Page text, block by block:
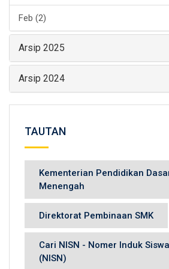
Feb (2)
Arsip 2025
Arsip 2024
TAUTAN
Kementerian Pendidikan
Menengah
Direktorat Pembinaan SMK
Cari NISN - Nomer Induk
(NISN)